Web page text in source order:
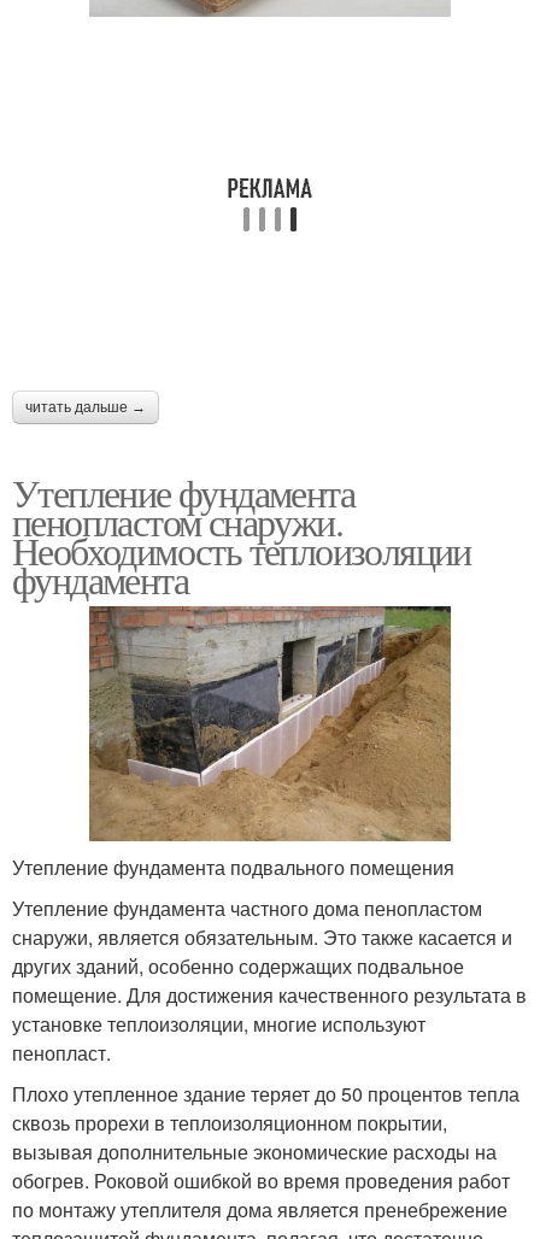
читать дальше →
Утепление фундамента
пенопластом снаружи.
Необходимость теплоизоляции
фундамента
Утепление фундамента подвального помещения
Утепление фундамента частного дома пенопластом
снаружи, является обязательным. Это также касается и
других зданий, особенно содержащих подвальное
помещение. Для достижения качественного результата в
установке теплоизоляции, многие используют
пенопласт.
Плохо утепленное здание теряет до 50 процентов тепла
сквозь прорехи в теплоизоляционном покрытии,
вызывая дополнительные экономические расходы на
обогрев. Роковой ошибкой во время проведения работ
по монтажу утеплителя дома является пренебрежение